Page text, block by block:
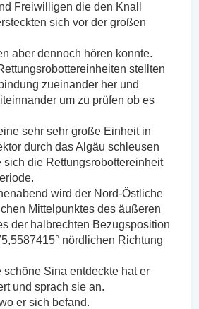
Freiwilligen die den Knall
sich vor der großen
aber dennoch hören konnte.
stellten
zueinander her und
um zu prüfen ob es
sehr sehr große Einheit in
durch das Algäu schleusen
sich die Rettungsrobottereinheit
wird der Nord-Östliche
Mittelpunktes des äußeren
der halbrechten Bezugsposition
nördlichen Richtung
schöne Sina entdeckte hat er
und sprach sie an.
er sich befand.